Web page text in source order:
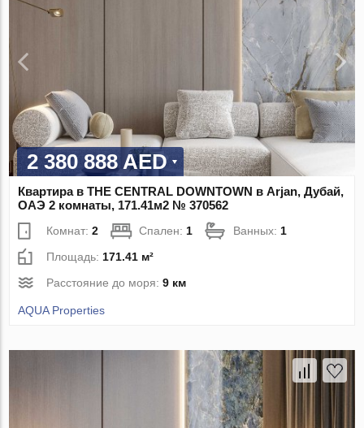
2 380 888 AED
Квартира в THE CENTRAL DOWNTOWN в Arjan, Дубай,
ОАЭ 2 комнаты, 171.41м2 № 370562
Комнат:2 Спален: 1 Ванных: 1
Площадь: 171.41 м²
Расстояние до моря:9 км
AQUA Properties